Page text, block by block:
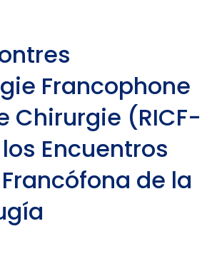
Francophone
Chirurgie (RICF-
Encuentros
de la